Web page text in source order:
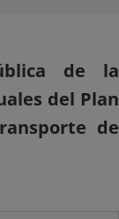
de la
del Plan
de